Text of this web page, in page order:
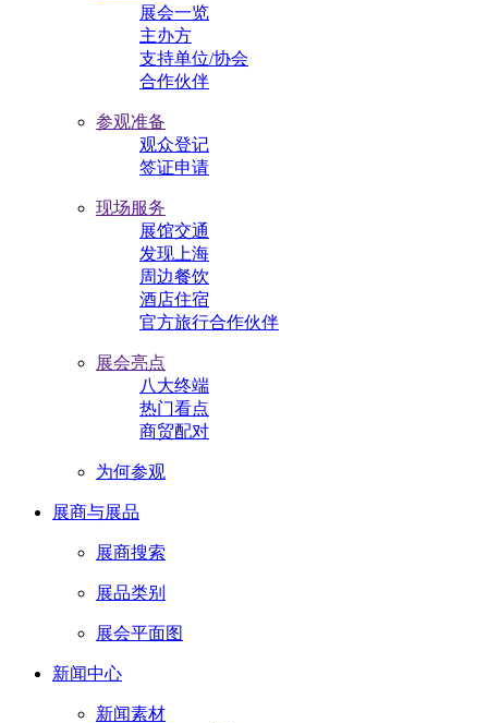
展会一览
主办方
支持单位/协会
合作伙伴
参观准备
观众登记
签证申请
现场服务
展馆交通
发现上海
周边餐饮
酒店住宿
官方旅行合作伙伴
展会亮点
八大终端
热门看点
商贸配对
为何参观
展商与展品
展商搜索
展品类别
展会平面图
新闻中心
新闻素材